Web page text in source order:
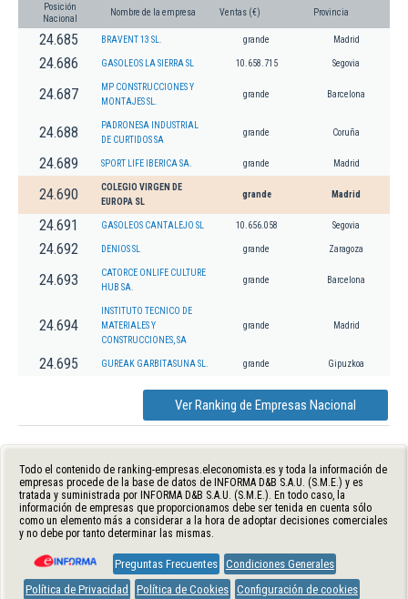
Posición
Nacional
Nombre de la empresa Ventas (€) Provincia
24.685 BRAVENT 13 SL. grande Madrid
24.686 GASOLEOS LA SIERRA SL 10.658.715 Segovia
24.687
MP CONSTRUCCIONES Y
MONTAJES SL.
grande Barcelona
24.688
PADRONESA INDUSTRIAL
DE CURTIDOS SA
grande Coruña
24.689 SPORT LIFE IBERICA SA. grande Madrid
24.690
COLEGIO VIRGEN DE
EUROPA SL
grande Madrid
24.691 GASOLEOS CANTALEJO SL 10.656.058 Segovia
24.692 DENIOS SL grande Zaragoza
24.693
CATORCE ONLIFE CULTURE
HUB SA.
grande Barcelona
24.694
INSTITUTO TECNICO DE
MATERIALES Y
CONSTRUCCIONES, SA
grande Madrid
24.695 GUREAK GARBITASUNA SL. grande Gipuzkoa
Ver Ranking de Empresas Nacional
Todo el contenido de ranking-empresas.eleconomista.es y toda la información de
empresas procede de la base de datos de INFORMA D&B S.A.U. (S.M.E.) y es
tratada y suministrada por INFORMA D&B S.A.U. (S.M.E.). En todo caso, la
información de empresas que proporcionamos debe ser tenida en cuenta sólo
como un elemento más a considerar a la hora de adoptar decisiones comerciales
y no debe por tanto determinar las mismas.
Preguntas Frecuentes Condiciones Generales
Política de Privacidad
Política de Cookies Configuración de cookies